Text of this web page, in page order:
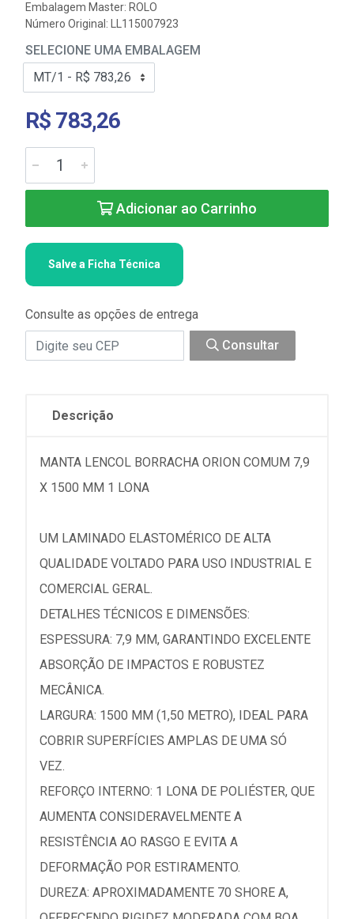
Embalagem Master: ROLO
Número Original: LL115007923
SELECIONE UMA EMBALAGEM
R$ 783,26
Adicionar ao Carrinho
Salve a Ficha Técnica
Consulte as opções de entrega
Consultar
Descrição
MANTA LENCOL BORRACHA ORION COMUM 7,9
X 1500 MM 1 LONA
UM LAMINADO ELASTOMÉRICO DE ALTA
QUALIDADE VOLTADO PARA USO INDUSTRIAL E
COMERCIAL GERAL.
DETALHES TÉCNICOS E DIMENSÕES:
ESPESSURA: 7,9 MM, GARANTINDO EXCELENTE
ABSORÇÃO DE IMPACTOS E ROBUSTEZ
MECÂNICA.
LARGURA: 1500 MM (1,50 METRO), IDEAL PARA
COBRIR SUPERFÍCIES AMPLAS DE UMA SÓ
VEZ.
REFORÇO INTERNO: 1 LONA DE POLIÉSTER, QUE
AUMENTA CONSIDERAVELMENTE A
RESISTÊNCIA AO RASGO E EVITA A
DEFORMAÇÃO POR ESTIRAMENTO.
DUREZA: APROXIMADAMENTE 70 SHORE A,